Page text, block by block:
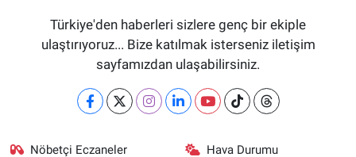
Türkiye'den haberleri sizlere genç bir ekiple
ulaştırıyoruz... Bize katılmak isterseniz iletişim
sayfamızdan ulaşabilirsiniz.
Nöbetçi Eczaneler Hava Durumu